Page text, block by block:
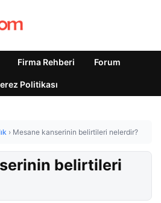
Firma Rehberi Forum
Politikası
› Mesane kanserinin belirtileri nelerdir?
belirtileri